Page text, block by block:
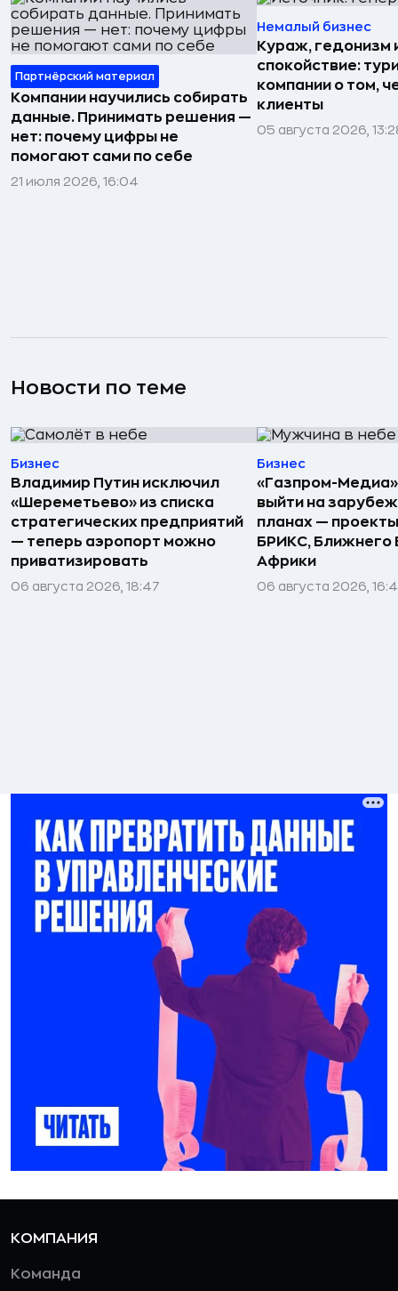
Партнёрский материал
Компании научились собирать
данные. Принимать решения —
нет: почему цифры не
помогают сами по себе
21 июля 2026, 16:04
Немалый бизнес
Кураж, гедонизм
спокойствие:
компании о том,
клиенты
05 августа 2026,
Новости по теме
Бизнес
Владимир Путин исключил
«Шереметьево» из списка
стратегических предприятий
— теперь аэропорт можно
приватизировать
06 августа 2026, 18:47
Бизнес
«Газпром-Медиа»
выйти на
планах —
БРИКС, Ближнего
Африки
06 августа 2026,
КОМПАНИЯ
Команда